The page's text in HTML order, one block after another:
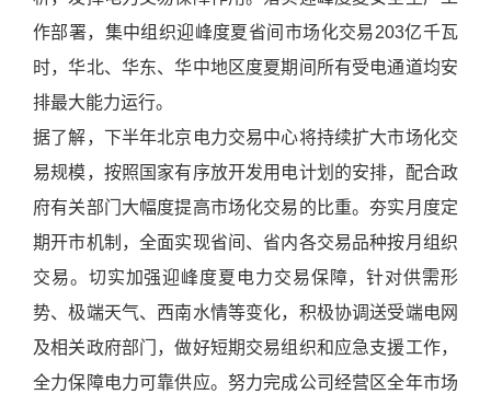
作部署，集中组织迎峰度夏省间市场化交易203亿千瓦
时，华北、华东、华中地区度夏期间所有受电通道均安
排最大能力运行。
据了解，下半年北京电力交易中心将持续扩大市场化交
易规模，按照国家有序放开发用电计划的安排，配合政
府有关部门大幅度提高市场化交易的比重。夯实月度定
期开市机制，全面实现省间、省内各交易品种按月组织
交易。切实加强迎峰度夏电力交易保障，针对供需形
势、极端天气、西南水情等变化，积极协调送受端电网
及相关政府部门，做好短期交易组织和应急支援工作，
全力保障电力可靠供应。努力完成公司经营区全年市场